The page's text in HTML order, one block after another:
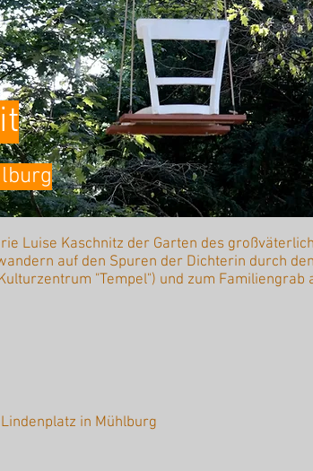
Luise Kaschnitz der Garten des
auf den Spuren der Dichterin durch
"Tempel") und zum Familiengrab
in Mühlburg